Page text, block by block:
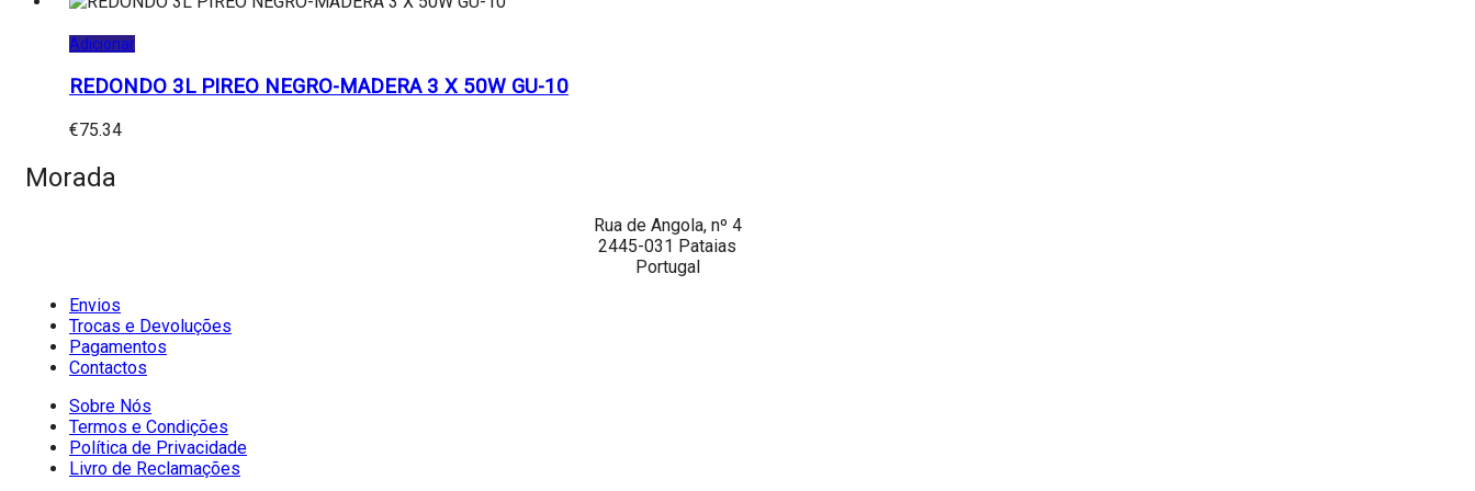
Adicionar
REDONDO 3L PIREO NEGRO-MADERA 3 X 50W GU-10
€75.34
Morada
Rua de Angola, nº 4
2445-031 Pataias
Portugal
Envios
Trocas e Devoluções
Pagamentos
Contactos
Sobre Nós
Termos e Condições
Política de Privacidade
Livro de Reclamações